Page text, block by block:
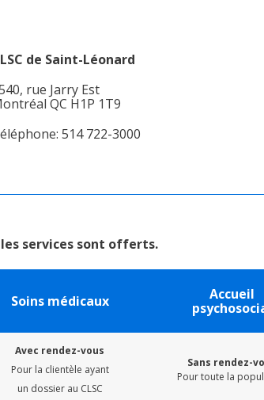
de Saint-Léonard
rue Jarry Est
QC H1P 1T9
514 722-3000
les services sont offerts.
Soins médicaux
Accueil
Avec rendez-vous
Pour la clientèle ayant
un dossier au CLSC
Sans rendez-
Pour toute la